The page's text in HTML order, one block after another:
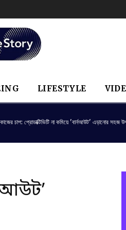
LIFESTYLE
কাজের চাপ: প্রোডাক্টিভিটি না কমিয়ে 'বার্নআউট' এড়ানোর সহজ